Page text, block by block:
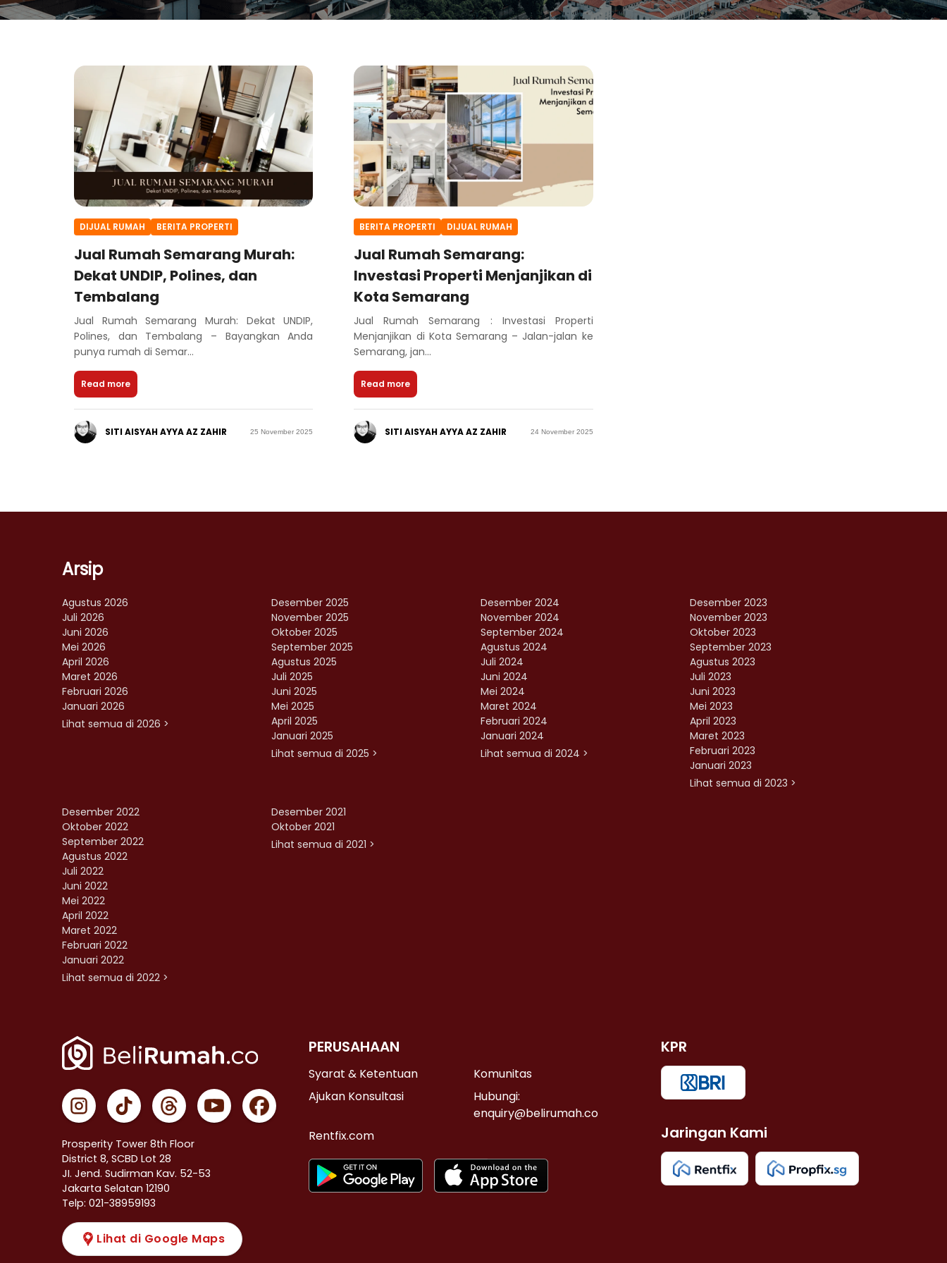
DIJUAL RUMAH BERITA PROPERTI
Jual Rumah Semarang Murah:
Dekat UNDIP, Polines, dan
Tembalang
Jual Rumah Semarang Murah: Dekat UNDIP,
Polines, dan Tembalang – Bayangkan Anda
punya rumah di Semar...
Read more
SITI AISYAH AYYA AZ ZAHIR 25 November 2025
BERITA PROPERTI DIJUAL RUMAH
Jual Rumah Semarang:
Investasi Properti Menjanjikan di
Kota Semarang
Jual Rumah Semarang : Investasi Properti
Menjanjikan di Kota Semarang – Jalan-jalan ke
Semarang, jan...
Read more
SITI AISYAH AYYA AZ ZAHIR 24 November 2025
Arsip
Agustus 2026
Juli 2026
Juni 2026
Mei 2026
April 2026
Maret 2026
Februari 2026
Januari 2026
Lihat semua di 2026 >
Desember 2025
November 2025
Oktober 2025
September 2025
Agustus 2025
Juli 2025
Juni 2025
Mei 2025
April 2025
Januari 2025
Lihat semua di 2025 >
Desember 2024
November 2024
September 2024
Agustus 2024
Juli 2024
Juni 2024
Mei 2024
Maret 2024
Februari 2024
Januari 2024
Lihat semua di 2024 >
Desember 2023
November 2023
Oktober 2023
September 2023
Agustus 2023
Juli 2023
Juni 2023
Mei 2023
April 2023
Maret 2023
Februari 2023
Januari 2023
Lihat semua di 2023 >
Desember 2022
Oktober 2022
September 2022
Agustus 2022
Juli 2022
Juni 2022
Mei 2022
April 2022
Maret 2022
Februari 2022
Januari 2022
Lihat semua di 2022 >
Desember 2021
Oktober 2021
Lihat semua di 2021 >
Prosperity Tower 8th Floor
District 8, SCBD Lot 28
JI. Jend. Sudirman Kav. 52-53
Jakarta Selatan 12190
Telp: 021-38959193
Lihat di Google Maps
PERUSAHAAN
Syarat & Ketentuan
Komunitas
Ajukan Konsultasi
Hubungi:
enquiry@belirumah.co
Rentfix.com
KPR
Jaringan Kami